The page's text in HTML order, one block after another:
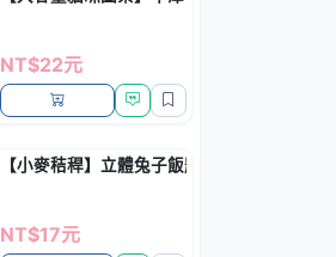
NT$22元
【小麥秸稈】立體兔子飯匙-環保廚房餐具
NT$17元